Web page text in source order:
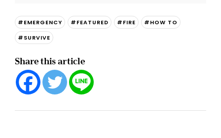
#EMERGENCY #FEATURED #FIRE
#HOW TO
#SURVIVE
Share this article